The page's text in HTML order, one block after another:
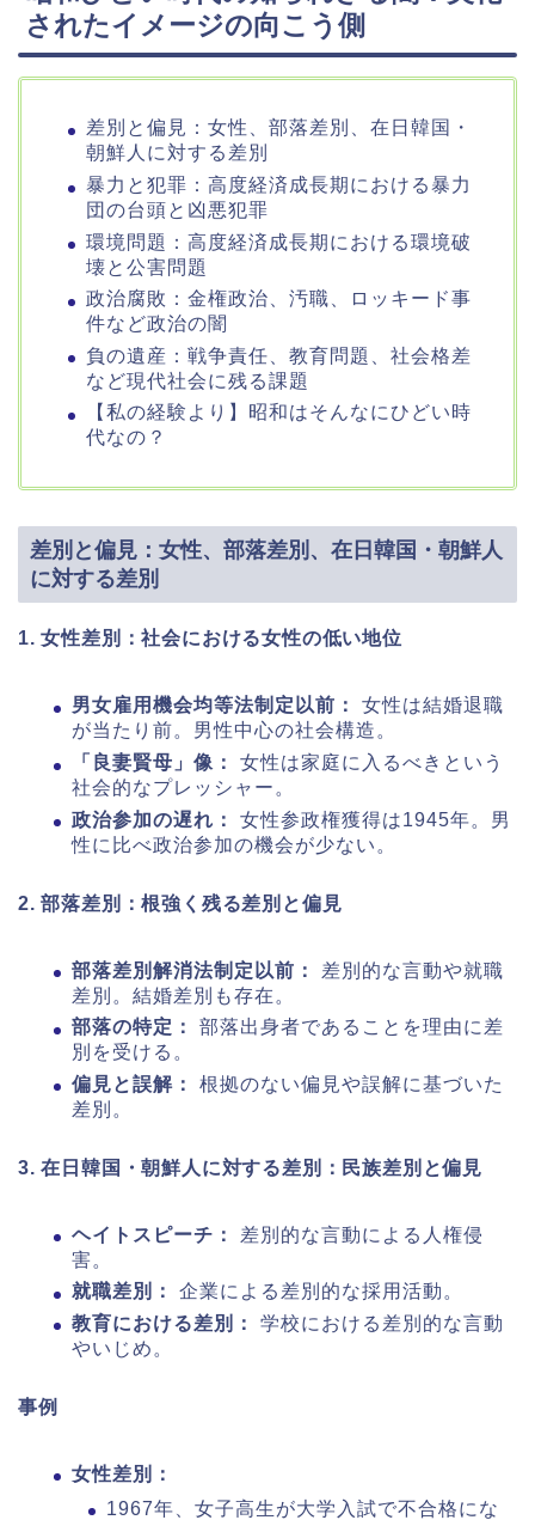
されたイメージの向こう側
差別と偏見：女性、部落差別、在日韓国・
朝鮮人に対する差別
暴力と犯罪：高度経済成長期における暴力
団の台頭と凶悪犯罪
環境問題：高度経済成長期における環境破
壊と公害問題
政治腐敗：金権政治、汚職、ロッキード事
件など政治の闇
負の遺産：戦争責任、教育問題、社会格差
など現代社会に残る課題
【私の経験より】昭和はそんなにひどい時
代なの？
差別と偏見：女性、部落差別、在日韓国・朝鮮人
に対する差別
1. 女性差別：社会における女性の低い地位
男女雇用機会均等法制定以前：
女性は結婚退職
が当たり前。男性中心の社会構造。
「良妻賢母」像：
女性は家庭に入るべきという
社会的なプレッシャー。
政治参加の遅れ：
女性参政権獲得は1945年。男
性に比べ政治参加の機会が少ない。
2. 部落差別：根強く残る差別と偏見
部落差別解消法制定以前：
差別的な言動や就職
差別。結婚差別も存在。
部落の特定：
部落出身者であることを理由に差
別を受ける。
偏見と誤解：
根拠のない偏見や誤解に基づいた
差別。
3. 在日韓国・朝鮮人に対する差別：民族差別と偏見
ヘイトスピーチ：
差別的な言動による人権侵
害。
就職差別：
企業による差別的な採用活動。
教育における差別：
学校における差別的な言動
やいじめ。
事例
女性差別：
1967年、女子高生が大学入試で不合格にな